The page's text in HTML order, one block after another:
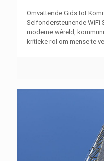
Omvattende Gids tot
Selfondersteunende WiFi
moderne wêreld,
kritieke rol om mense te